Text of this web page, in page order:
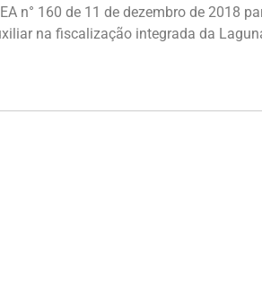
n° 160 de 11 de dezembro de 2018
na fiscalização integrada da